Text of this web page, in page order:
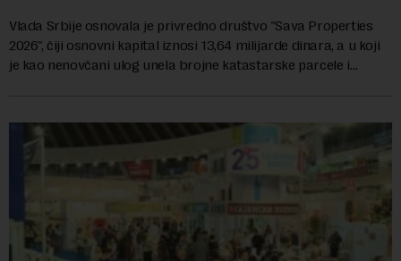
Vlada Srbije osnovala je privredno društvo "Sava Properties
2026", čiji osnovni kapital iznosi 13,64 milijarde dinara, a u koji
je kao nenovčani ulog unela brojne katastarske parcele i